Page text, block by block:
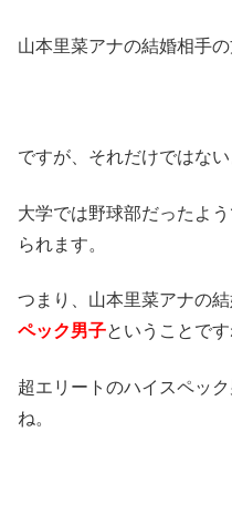
山本里菜アナの結婚相手
ですが、それだけではない
大学では野球部だったよ
られます。
つまり、山本里菜アナの
ペック男子ということです
超エリートのハイスペッ
ね。